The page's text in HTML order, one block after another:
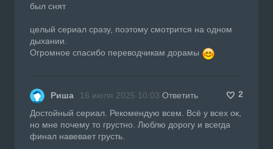
был снят
целый сериал сразу, поэтому смотрится на одном
дыхании.
Огромное спасибо переводчикам дорамы
Риша 16 июля 2025 10:03 Ответить
2
Достойный сериал. Рекомендую всем. Всё у всех ок,
но мне почему то грустно. Люблю дорогу и всегда
финал навевает грусть.